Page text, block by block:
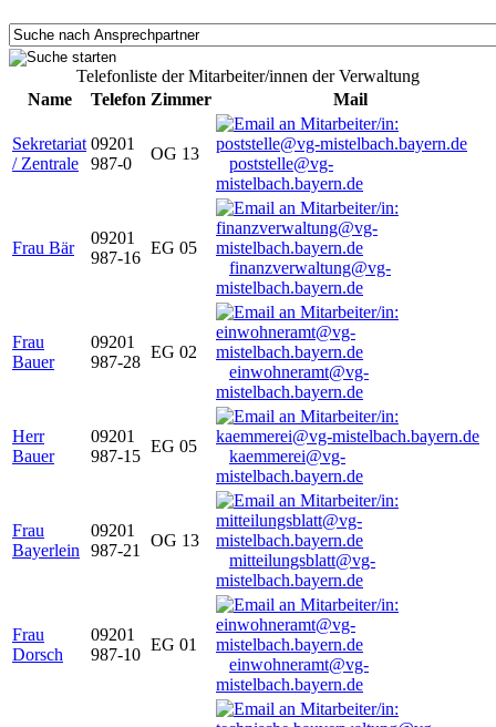
Telefonliste der Mitarbeiter/innen der Verwaltung
Name
Telefon Zimmer Mail
Sekretariat
/ Zentrale
09201
987-0
OG 13
poststelle@vg-
mistelbach.bayern.de
Frau Bär
09201
987-16
EG 05
finanzverwaltung@vg-
mistelbach.bayern.de
Frau
Bauer
09201
987-28
EG 02
einwohneramt@vg-
mistelbach.bayern.de
Herr
Bauer
09201
987-15
EG 05
kaemmerei@vg-
mistelbach.bayern.de
Frau
Bayerlein
09201
987-21
OG 13
mitteilungsblatt@vg-
mistelbach.bayern.de
Frau
Dorsch
09201
987-10
EG 01
einwohneramt@vg-
mistelbach.bayern.de